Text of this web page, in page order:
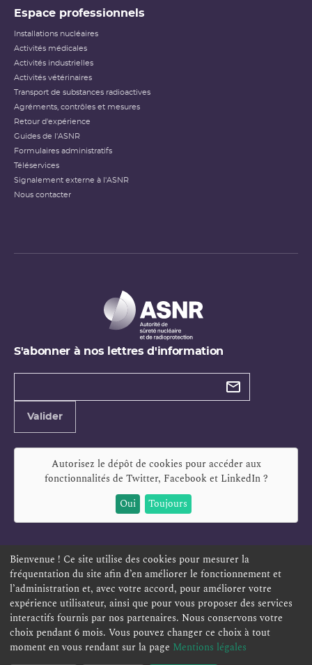
Espace professionnels
Installations nucléaires
Activités médicales
Activités industrielles
Activités vétérinaires
Transport de substances radioactives
Agréments, contrôles et mesures
Retour d'expérience
Guides de l'ASNR
Formulaires administratifs
Téléservices
Signalement externe à l'ASNR
Nous contacter
S'abonner à nos lettres d'information
Types de
Valider
Autorisez le dépôt de cookies pour accéder aux
fonctionnalités de Twitter, Facebook et LinkedIn?
Oui
Toujours
ESPACE PERSONNEL OFFRES D'EMPLOI SIGNALEMENT
TÉLÉSERVICES PLAN DU SITE
ACCESSIBILITÉ POLITIQUE DE CONFIDENTIALITÉ
MENTIONS LÉGALES CONTACT
Bienvenue ! Ce site utilise des cookies pour mesurer la
fréquentation du site afin d’en améliorer le fonctionnement et
l’administration et, avec votre accord, pour améliorer votre
expérience utilisateur, ainsi que pour vous proposer des services
interactifs fournis par nos partenaires. Nous conservons votre
choix pendant 6 mois. Vous pouvez changer ce choix à tout
moment en vous rendant sur la page Mentions légales